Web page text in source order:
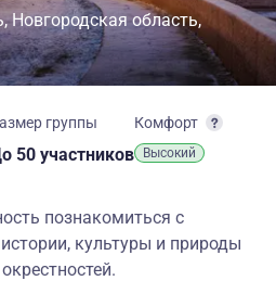
Новгородская область
Комфорт
Высокий
группы
до 50 участников
познакомиться с
культуры и природы